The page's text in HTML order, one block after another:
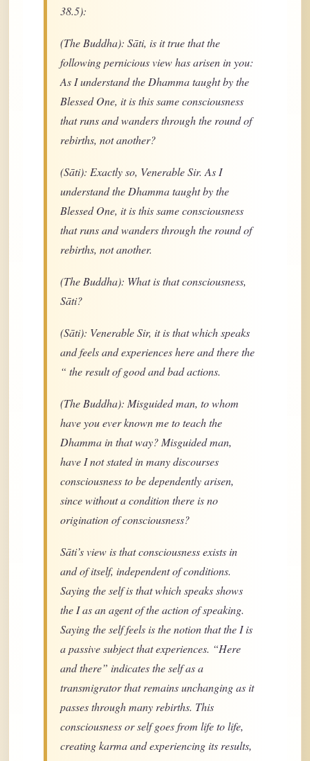
38.5):
(The Buddha): Sāti, is it true that the
following pernicious view has arisen in you:
As I understand the Dhamma taught by the
Blessed One, it is this same consciousness
that runs and wanders through the round of
rebirths, not another?
(Sāti): Exactly so, Venerable Sir. As I
understand the Dhamma taught by the
Blessed One, it is this same consciousness
that runs and wanders through the round of
rebirths, not another.
(The Buddha): What is that consciousness,
Sāti?
(Sāti): Venerable Sir, it is that which speaks
and feels and experiences here and there the
“ the result of good and bad actions.
(The Buddha): Misguided man, to whom
have you ever known me to teach the
Dhamma in that way? Misguided man,
have I not stated in many discourses
consciousness to be dependently arisen,
since without a condition there is no
origination of consciousness?
Sāti’s view is that consciousness exists in
and of itself, independent of conditions.
Saying the self is that which speaks shows
the I as an agent of the action of speaking.
Saying the self feels is the notion that the I is
a passive subject that experiences. “Here
and there” indicates the self as a
transmigrator that remains unchanging as it
passes through many rebirths. This
consciousness or self goes from life to life,
creating karma and experiencing its results,